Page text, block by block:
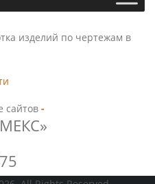
изделий по чертежам в
сайтов -